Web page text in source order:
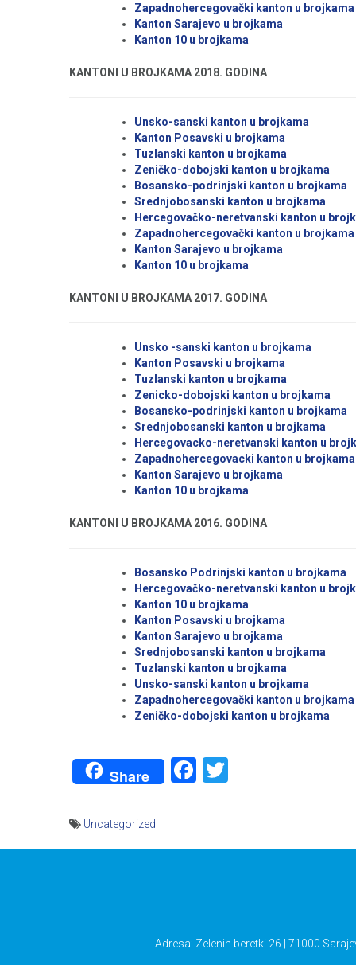
Zapadnohercegovački kanton u brojkama
Kanton Sarajevo u brojkama
Kanton 10 u brojkama
KANTONI U BROJKAMA 2018. GODINA
Unsko-sanski kanton u brojkama
Kanton Posavski u brojkama
Tuzlanski kanton u brojkama
Zeničko-dobojski kanton u brojkama
Bosansko-podrinjski kanton u brojkama
Srednjobosanski kanton u brojkama
Hercegovačko-neretvanski kanton u
Zapadnohercegovački kanton u brojkama
Kanton Sarajevo u brojkama
Kanton 10 u brojkama
KANTONI U BROJKAMA 2017. GODINA
Unsko -sanski kanton u brojkama
Kanton Posavski u brojkama
Tuzlanski kanton u brojkama
Zenicko-dobojski kanton u brojkama
Bosansko-podrinjski kanton u brojkama
Srednjobosanski kanton u brojkama
Hercegovacko-neretvanski kanton u
Zapadnohercegovacki kanton u brojkama
Kanton Sarajevo u brojkama
Kanton 10 u brojkama
KANTONI U BROJKAMA 2016. GODINA
Bosansko Podrinjski kanton u brojkama
Hercegovačko-neretvanski kanton u
Kanton 10 u brojkama
Kanton Posavski u brojkama
Kanton Sarajevo u brojkama
Srednjobosanski kanton u brojkama
Tuzlanski kanton u brojkama
Unsko-sanski kanton u brojkama
Zapadnohercegovački kanton u brojkama
Zeničko-dobojski kanton u brojkama
Share Facebook
Uncategorized
Adresa: Zelenih beretki 26 | 71000